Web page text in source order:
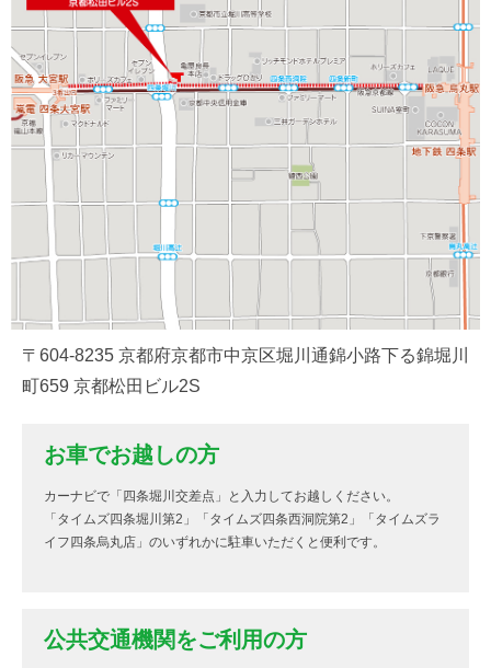
〒604-8235 京都府京都市中京区堀川通錦小路下る錦堀川
町659 京都松田ビル2S
お車でお越しの方
カーナビで「四条堀川交差点」と入力してお越しください。
「タイムズ四条堀川第2」「タイムズ四条西洞院第2」「タイムズラ
イフ四条烏丸店」のいずれかに駐車いただくと便利です。
公共交通機関をご利用の方